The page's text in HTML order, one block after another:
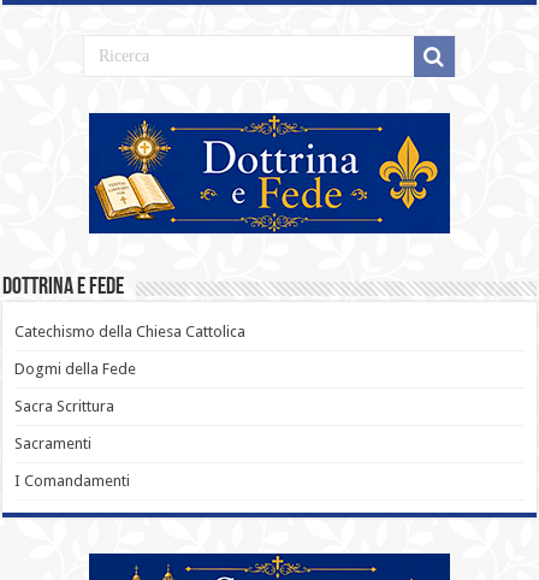
Dottrina e Fede
Catechismo della Chiesa Cattolica
Dogmi della Fede
Sacra Scrittura
Sacramenti
I Comandamenti